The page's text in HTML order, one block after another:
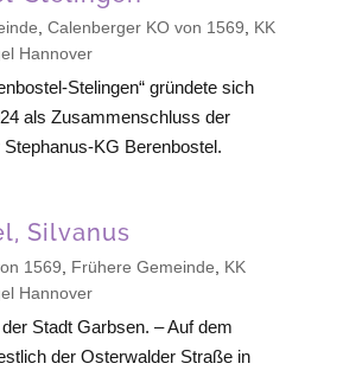
, Calenberger KO von 1569, KK
Hannover
Stelingen“ gründete sich
als Zusammenschluss der
KG Berenbostel.
Silvanus
1569 Frühere Gemeinde
KK
Hannover
Stadt Garbsen. – Auf dem
der Osterwalder Straße in